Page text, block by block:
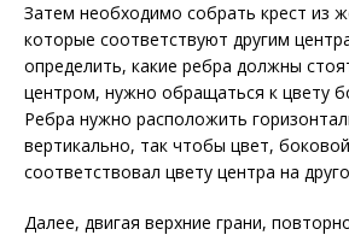
Затем необходимо собрать крест из
которые соответствуют другим
определить, какие ребра должны
центром, нужно обращаться к цвету
Ребра нужно расположить
вертикально, так чтобы цвет,
соответствовал цвету центра на
Далее, двигая верхние грани,